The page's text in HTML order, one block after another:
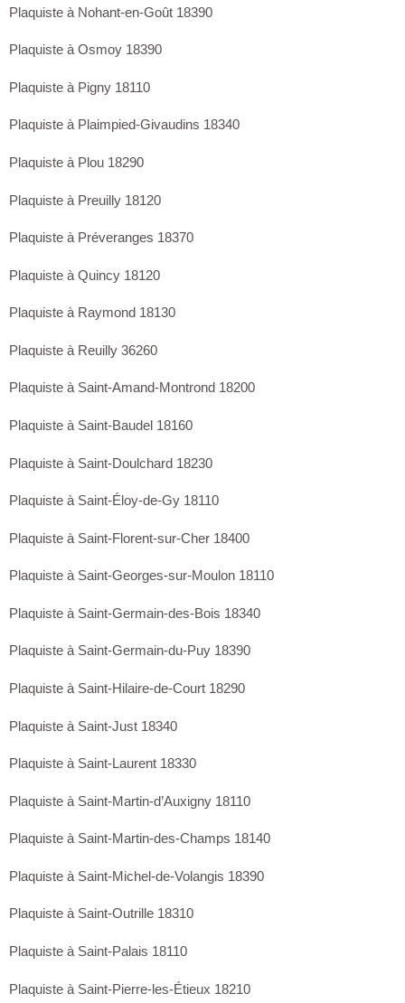
Plaquiste à Nohant-en-Goût 18390
Plaquiste à Osmoy 18390
Plaquiste à Pigny 18110
Plaquiste à Plaimpied-Givaudins 18340
Plaquiste à Plou 18290
Plaquiste à Preuilly 18120
Plaquiste à Préveranges 18370
Plaquiste à Quincy 18120
Plaquiste à Raymond 18130
Plaquiste à Reuilly 36260
Plaquiste à Saint-Amand-Montrond 18200
Plaquiste à Saint-Baudel 18160
Plaquiste à Saint-Doulchard 18230
Plaquiste à Saint-Éloy-de-Gy 18110
Plaquiste à Saint-Florent-sur-Cher 18400
Plaquiste à Saint-Georges-sur-Moulon 18110
Plaquiste à Saint-Germain-des-Bois 18340
Plaquiste à Saint-Germain-du-Puy 18390
Plaquiste à Saint-Hilaire-de-Court 18290
Plaquiste à Saint-Just 18340
Plaquiste à Saint-Laurent 18330
Plaquiste à Saint-Martin-d’Auxigny 18110
Plaquiste à Saint-Martin-des-Champs 18140
Plaquiste à Saint-Michel-de-Volangis 18390
Plaquiste à Saint-Outrille 18310
Plaquiste à Saint-Palais 18110
Plaquiste à Saint-Pierre-les-Étieux 18210